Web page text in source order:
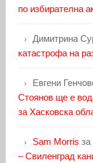
по избирателна
Димитрина
катастрофа на
Евгени
Стоянов ще е
за Хасковска
Sam Morris за
– Свиленград